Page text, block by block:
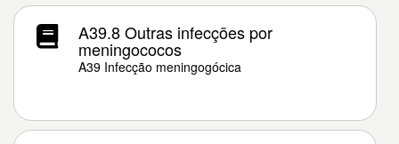
A39.8 Outras infecções por
meningococos
A39 Infecção meningogócica